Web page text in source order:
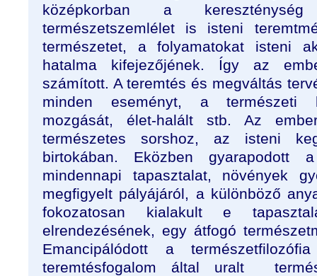
középkorban a
természetszemlélet is isteni
természetet, a folyamatokat isteni
hatalma kifejezőjének. Így az
számított. A teremtés és megváltás
minden eseményt, a természeti
mozgását, élet-halált stb. Az
természetes sorshoz, az isteni
birtokában. Eközben gyarapodott
mindennapi tapasztalat, növények
megfigyelt pályájáról, a különböző
fokozatosan kialakult e
elrendezésének, egy átfogó
Emancipálódott a
teremtésfogalom által uralt